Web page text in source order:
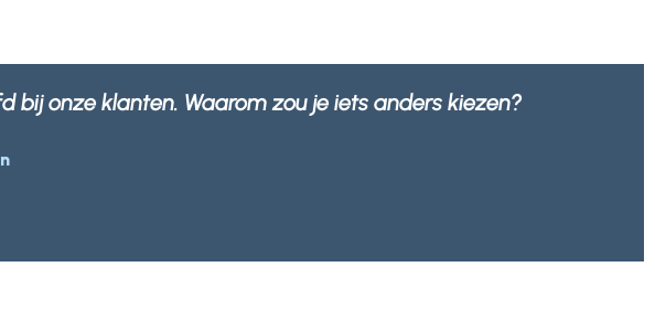
en robuust zijn, maar ook 100% recyclebaar door elk